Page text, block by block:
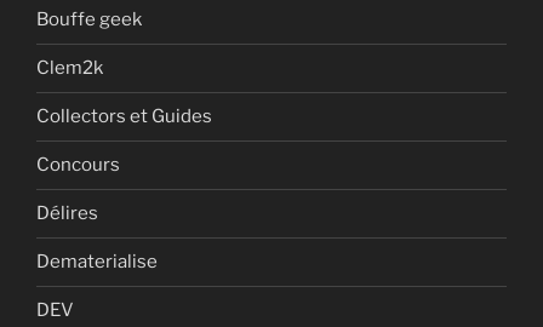
Bouffe geek
Clem2k
Collectors et Guides
Concours
Délires
Dematerialise
DEV